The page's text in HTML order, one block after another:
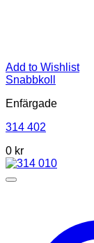
Add to Wishlist
Snabbkoll
Enfärgade
314 402
0 kr